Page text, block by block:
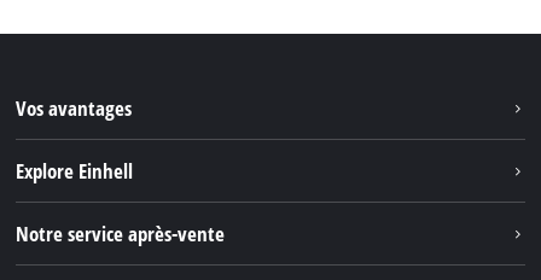
Vos avantages
Explore Einhell
Notre service après-vente